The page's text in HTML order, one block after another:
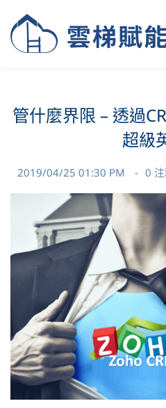
管什麼界限 – 透過
超級
2019/04/25 01:30 PM 0